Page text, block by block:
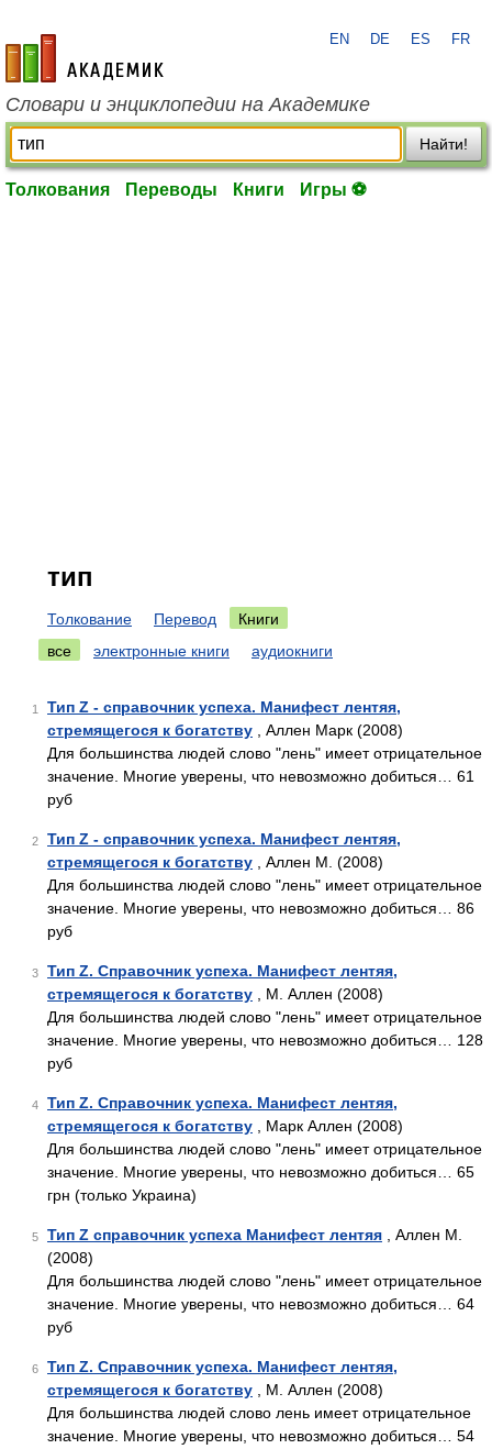
academic.ru
EN DE ES FR
Словари и энциклопедии на Академике
Найти!
Толкования Переводы Книги Игры ⚽
тип
Толкование Перевод
Книги
все
электронные книги аудиокниги
1
Тип Z - справочник успеха. Манифест лентяя,
стремящегося к богатству , Аллен Марк (2008)
Для большинства людей слово "лень" имеет отрицательное
значение. Многие уверены, что невозможно добиться… 61
руб
2
Тип Z - справочник успеха. Манифест лентяя,
стремящегося к богатству , Аллен М. (2008)
Для большинства людей слово "лень" имеет отрицательное
значение. Многие уверены, что невозможно добиться… 86
руб
3
Тип Z. Справочник успеха. Манифест лентяя,
стремящегося к богатству , М. Аллен (2008)
Для большинства людей слово "лень" имеет отрицательное
значение. Многие уверены, что невозможно добиться… 128
руб
4
Тип Z. Справочник успеха. Манифест лентяя,
стремящегося к богатству , Марк Аллен (2008)
Для большинства людей слово "лень" имеет отрицательное
значение. Многие уверены, что невозможно добиться… 65
грн (только Украина)
5 Тип Z справочник успеха Манифест лентяя , Аллен М.
(2008)
Для большинства людей слово "лень" имеет отрицательное
значение. Многие уверены, что невозможно добиться… 64
руб
6
Тип Z. Справочник успеха. Манифест лентяя,
стремящегося к богатству , М. Аллен (2008)
Для большинства людей слово лень имеет отрицательное
значение. Многие уверены, что невозможно добиться… 54